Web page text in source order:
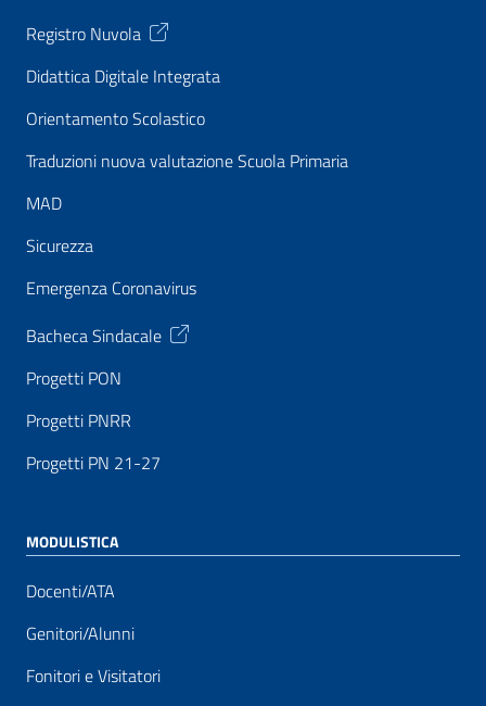
Registro Nuvola
Didattica Digitale Integrata
Orientamento Scolastico
Traduzioni nuova valutazione Scuola Primaria
MAD
Sicurezza
Emergenza Coronavirus
Bacheca Sindacale
Progetti PON
Progetti PNRR
Progetti PN 21-27
MODULISTICA
Docenti/ATA
Genitori/Alunni
Fonitori e Visitatori